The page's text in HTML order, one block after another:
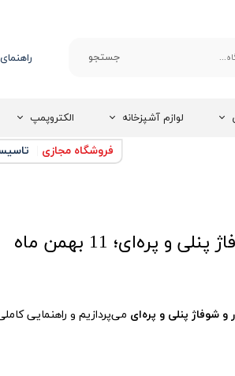
جستجو
لوازم آشپزخانه الکتروپمپ
فروشگاه مجازی
پره‌ای؛ 11 بهمن ماه
و شوفاژ پنلی و پره‌ای می‌پردازیم و راهنمایی